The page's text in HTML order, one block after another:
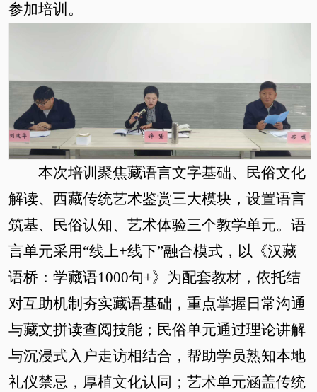
参加培训。
本次培训聚焦藏语言文字基础、民俗文化
解读、西藏传统艺术鉴赏三大模块，设置语言
筑基、民俗认知、艺术体验三个教学单元。语
言单元采用“线上+线下”融合模式， 以《汉藏
语桥：学藏语1000句+》为配套教材， 依托结
对互助机制夯实藏语基础，重点掌握日常沟通
与藏文拼读查阅技能；民俗单元通过理论讲解
与沉浸式入户走访相结合，帮助学员熟知本地
礼仪禁忌，厚植文化认同；艺术单元涵盖传统